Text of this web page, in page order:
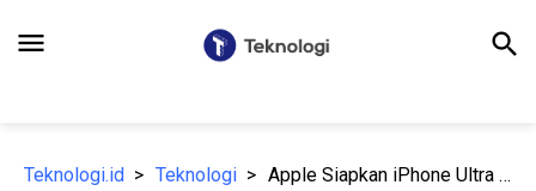
menu search
Teknologi.id Teknologi Apple Siapkan iPhone Ultra Lipat dan MacBook Ultra, Target Rilis 2027